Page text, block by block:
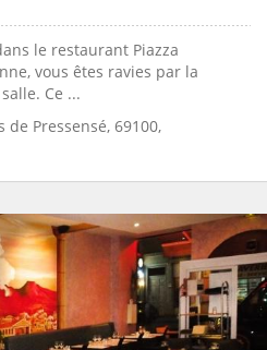
le restaurant Piazza
vous êtes ravies par la
Ce ...
de Pressensé, 69100,